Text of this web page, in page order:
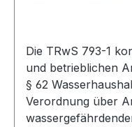
Die TRwS 793-1
und betrieblichen
§ 62
Verordnung über